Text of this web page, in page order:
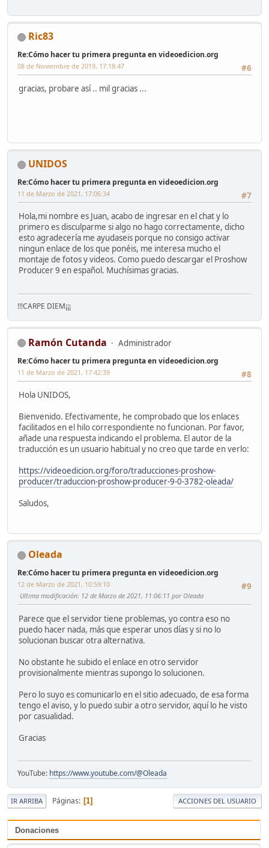
Donaciones
Ric83
Re:Cómo hacer tu primera pregunta en videoedicion.org
#6
08 de Noviembre de 2019, 17:18:47
gracias, probare así .. mil gracias ...
UNIDOS
Re:Cómo hacer tu primera pregunta en videoedicion.org
#7
11 de Marzo de 2021, 17:06:34
Hola,mi nombre es Juan, acabo de ingresar en el chat y lo
primero es disculparme si algo no hago correctamente, dicho
esto agradecería me ayudaseis porque no consigo activar
ningun enlace de los que ponéis, me interesa mucho el
montaje de fotos y videos. Como puedo descargar el Proshow
Producer 9 en español. Muchísimas gracias.
!!!CARPE DIEM¡¡¡
Ramón Cutanda Administrador
Re:Cómo hacer tu primera pregunta en videoedicion.org
#8
11 de Marzo de 2021, 17:42:39
Hola UNIDOS,
Bienvenido. Efectivamente, he comprobado que los enlaces
facilitados en el hilo correspondiente no funcionan. Por favor,
añade una respuesta indicando el problema. El autor de la
traducción es un usuario habitual y no creo que tarde en verlo:
https://videoedicion.org/foro/traducciones-proshow-
producer/traduccion-proshow-producer-9-0-3782-oleada/
Saludos,
Oleada
Re:Cómo hacer tu primera pregunta en videoedicion.org
#9
12 de Marzo de 2021, 10:59:10
Ultima modificación: 12 de Marzo de 2021, 11:06:11 por Oleada
Parece que el servidor tiene problemas, yo contra eso no
puedo hacer nada, más que esperar unos días y si no lo
solucionan buscar otra alternativa.
No obstante he subido el enlace en otro servidor
provisionalmente mientras supongo lo solucionen.
Pero lo suyo es comunicarlo en el sitio adecuado, de esa forma
tengo el aviso, y lo puedo subir a otro servidor, aquí lo he visto
por casualidad.
Gracias
YouTube: https://www.youtube.com/@Oleada
IR ARRIBA Páginas 1 ACCIONES DEL USUARIO